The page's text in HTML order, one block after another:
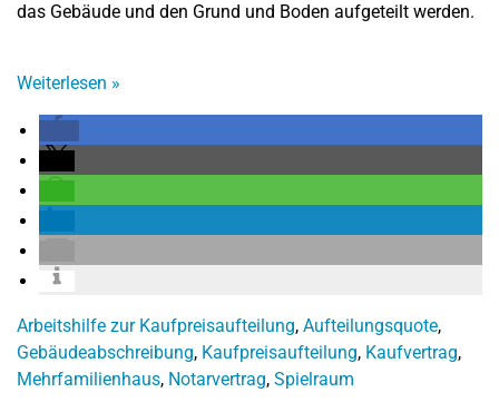
das Gebäude und den Grund und Boden aufgeteilt werden.
Weiterlesen »
Arbeitshilfe zur Kaufpreisaufteilung, Aufteilungsquote,
Gebäudeabschreibung, Kaufpreisaufteilung, Kaufvertrag,
Mehrfamilienhaus, Notarvertrag, Spielraum